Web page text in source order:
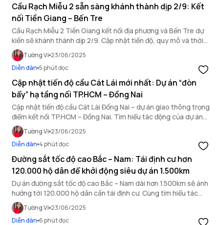
Cầu Rạch Miễu 2 sẵn sàng khánh thành dịp 2/9: Kết
nối Tiền Giang – Bến Tre
Cầu Rạch Miễu 2 Tiền Giang kết nối địa phương và Bến Tre dự
kiến sẽ khánh thành dịp 2/9. Cập nhật tiến độ, quy mô và thời
điểm cầu Rạch Miễu 2 khi nào xong.
Tường Vi 23/06/2025
Diễn đàn 5 phút đọc
Cập nhật tiến độ cầu Cát Lái mới nhất: Dự án “đòn
bẩy” hạ tầng nối TP.HCM – Đồng Nai
Cập nhật tiến độ cầu Cát Lái Đồng Nai – dự án giao thông trọng
điểm kết nối TP.HCM – Đồng Nai. Tìm hiểu tác động của dự án
đến thị trường bất động sản khu vực.
Tường Vi 23/06/2025
Diễn đàn 4 phút đọc
Đường sắt tốc độ cao Bắc – Nam: Tái định cư hơn
120.000 hộ dân để khởi động siêu dự án 1.500km
Dự án đường sắt tốc độ cao Bắc – Nam dài hơn 1.500km sẽ ảnh
hưởng tới 120.000 hộ dân cần tái định cư. Cùng tìm hiểu tác
động của siêu dự án giao thông này.
Tường Vi 23/06/2025
Diễn đàn 6 phút đọc